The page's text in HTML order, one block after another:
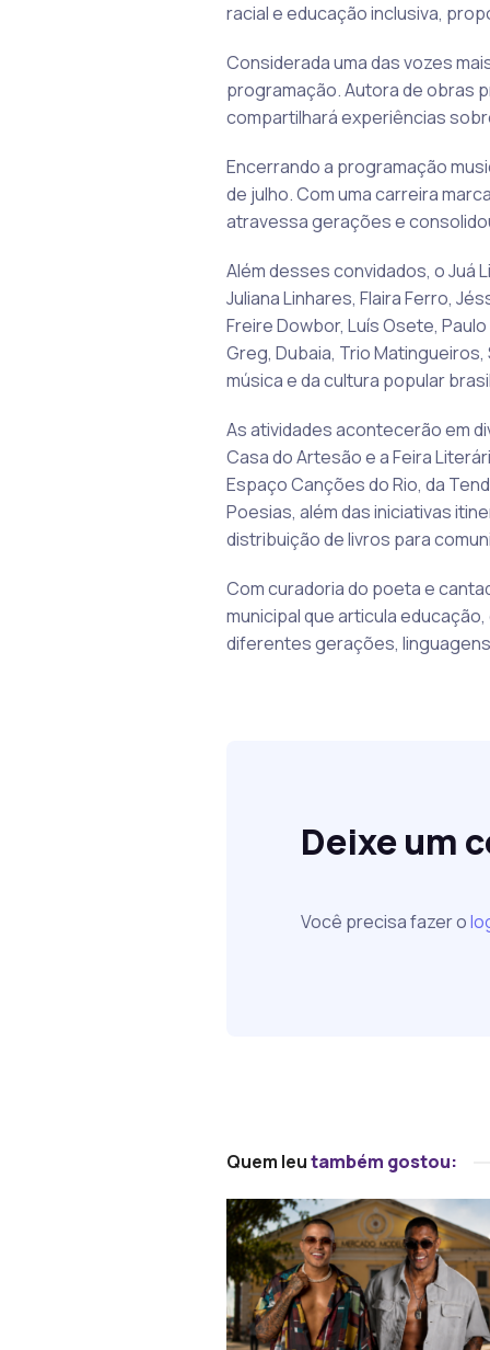
racial e educação inclusiva,
Considerada uma das vozes
programação. Autora de obras
compartilhará experiências
Encerrando a programação
de julho. Com uma carreira
atravessa gerações e
Além desses convidados, o Juá
Juliana Linhares, Flaira Ferro,
Freire Dowbor, Luís Osete,
Greg, Dubaia, Trio
música e da cultura popular
As atividades acontecerão em
Casa do Artesão e a Feira
Espaço Canções do Rio, da
Poesias, além das iniciativas
distribuição de livros para
Com curadoria do poeta e
municipal que articula
diferentes gerações,
Deixe um
Você precisa fazer o
Quem leutambém gostou: